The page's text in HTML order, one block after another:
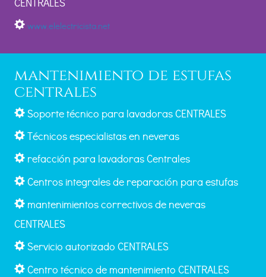
CENTRALES
www.elelectricista.net
mantenimiento de estufas
centrales
Soporte técnico para lavadoras CENTRALES
Técnicos especialistas en neveras
refacción para lavadoras Centrales
Centros integrales de reparación para estufas
mantenimientos correctivos de neveras
CENTRALES
Servicio autorizado CENTRALES
Centro técnico de mantenimiento CENTRALES